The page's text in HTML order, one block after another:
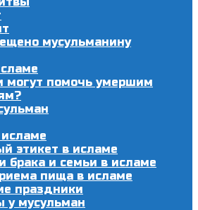
мусульманину
могут помочь умершим
этикет в исламе
брака и семьи в исламе
пища в исламе
праздники
у мусульман